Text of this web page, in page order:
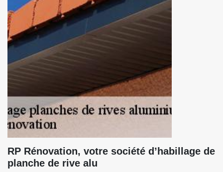
RP Rénovation, votre société d’habillage de
planche de rive alu